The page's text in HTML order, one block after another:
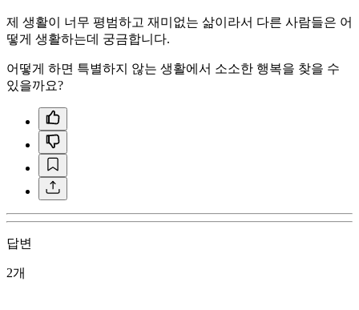
제 생활이 너무 평범하고 재미없는 삶이라서 다른 사람들은 어
떻게 생활하는데 궁금합니다.
어떻게 하면 특별하지 않는 생활에서 소소한 행복을 찾을 수
있을까요?
답변
2개